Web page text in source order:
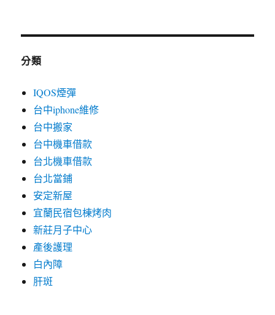
分類
IQOS煙彈
台中iphone維修
台中搬家
台中機車借款
台北機車借款
台北當鋪
安定新屋
宜蘭民宿包棟烤肉
新莊月子中心
產後護理
白內障
肝斑